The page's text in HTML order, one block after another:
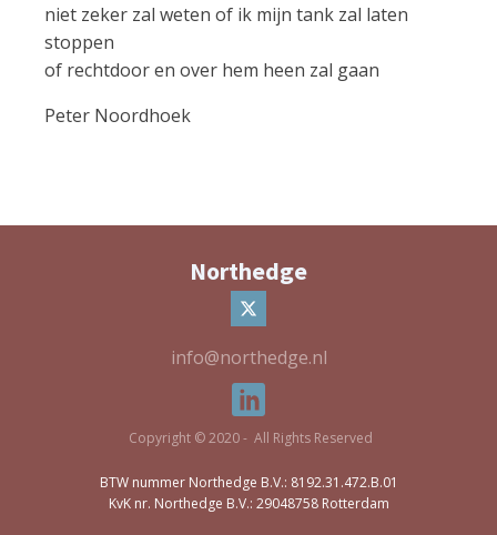
niet zeker zal weten of ik mijn tank zal laten
stoppen
of rechtdoor en over hem heen zal gaan
Peter Noordhoek
Northedge
info@northedge.nl
Copyright © 2020 - All Rights Reserved
BTW nummer Northedge B.V.: 8192.31.472.B.01
KvK nr. Northedge B.V.: 29048758 Rotterdam